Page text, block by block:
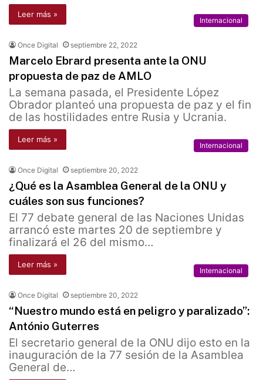
Leer más »
Internacional
Once Digital septiembre 22, 2022
Marcelo Ebrard presenta ante la ONU
propuesta de paz de AMLO
La semana pasada, el Presidente López
Obrador planteó una propuesta de paz y el fin
de las hostilidades entre Rusia y Ucrania.
Leer más »
Internacional
Once Digital septiembre 20, 2022
¿Qué es la Asamblea General de la ONU y
cuáles son sus funciones?
El 77 debate general de las Naciones Unidas
arrancó este martes 20 de septiembre y
finalizará el 26 del mismo…
Leer más »
Internacional
Once Digital septiembre 20, 2022
“Nuestro mundo está en peligro y paralizado”:
António Guterres
El secretario general de la ONU dijo esto en la
inauguración de la 77 sesión de la Asamblea
General de…